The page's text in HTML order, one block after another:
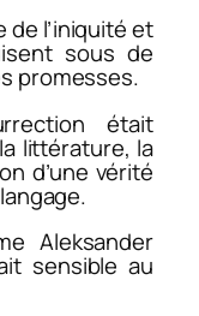
de l’iniquité et
sous de
promesses.
était
littérature, la
d’une vérité
Aleksander
sensible au